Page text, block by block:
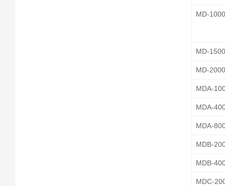
MD-
MD-
MD-
MDA-
MDA-
MDA-
MDB-
MDB-
MDC-